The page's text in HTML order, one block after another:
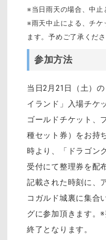
※当日雨天の場合、中止
※雨天中止による、チケ
ます。予めご了承くださ
参加方法
当日2月21日（土）
イランド」入場チケ
ゴールドチケット、
種セット券）をお持
時より、「ドラゴン
受付にて整理券を配
記載された時刻に、
コガルド城裏に集合
グに参加頂きます。
終了となります。